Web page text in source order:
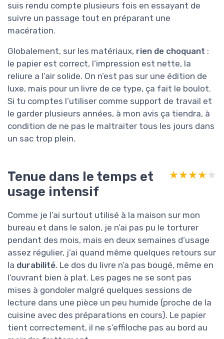
suis rendu compte plusieurs fois en essayant de
suivre un passage tout en préparant une
macération.
Globalement, sur les matériaux, rien de choquant :
le papier est correct, l’impression est nette, la
reliure a l’air solide. On n’est pas sur une édition de
luxe, mais pour un livre de ce type, ça fait le boulot.
Si tu comptes l’utiliser comme support de travail et
le garder plusieurs années, à mon avis ça tiendra, à
condition de ne pas le maltraiter tous les jours dans
un sac trop plein.
Tenue dans le temps et
usage intensif
★★★★★
★★★★★
Comme je l’ai surtout utilisé à la maison sur mon
bureau et dans le salon, je n’ai pas pu le torturer
pendant des mois, mais en deux semaines d’usage
assez régulier, j’ai quand même quelques retours sur
la durabilité. Le dos du livre n’a pas bougé, même en
l’ouvrant bien à plat. Les pages ne se sont pas
mises à gondoler malgré quelques sessions de
lecture dans une pièce un peu humide (proche de la
cuisine avec des préparations en cours). Le papier
tient correctement, il ne s’effiloche pas au bord au